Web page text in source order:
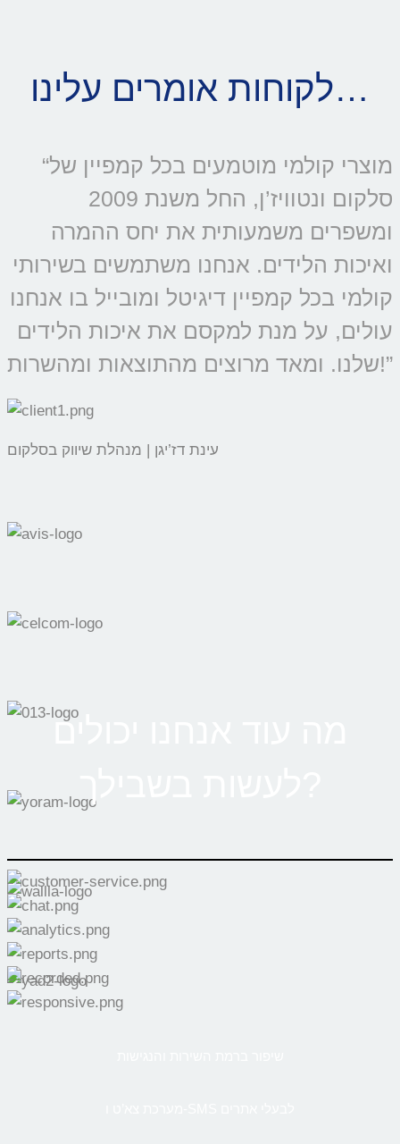
לקוחות אומרים עלינו…
“מוצרי קולמי מוטמעים בכל קמפיין של
סלקום ונטוויז’ן, החל משנת 2009
ומשפרים משמעותית את יחס ההמרה
ואיכות הלידים. אנחנו משתמשים בשירותי
קולמי בכל קמפיין דיגיטל ומובייל בו אנחנו
עולים, על מנת למקסם את איכות הלידים
שלנו. ומאד מרוצים מהתוצאות ומהשרות!”
עינת דז’יגן | מנהלת שיווק בסלקום
מה עוד אנחנו יכולים